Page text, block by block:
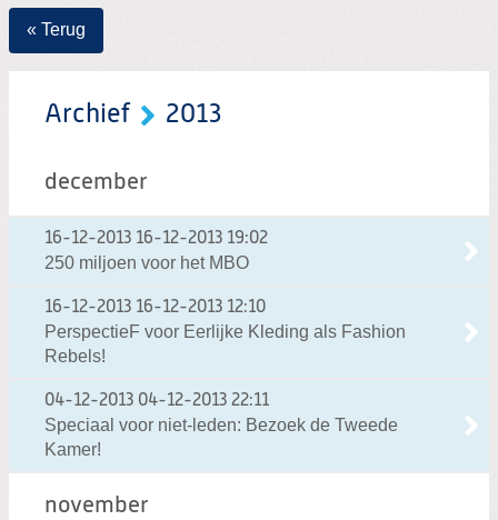
« Terug
Archief 2013
december
16-12-2013 16-12-2013 19:02
250 miljoen voor het MBO
16-12-2013 16-12-2013 12:10
PerspectieF voor Eerlijke Kleding als Fashion
Rebels!
04-12-2013 04-12-2013 22:11
Speciaal voor niet-leden: Bezoek de Tweede
Kamer!
november